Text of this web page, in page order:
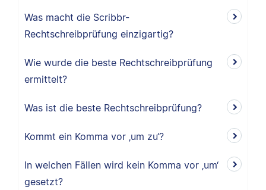
Was macht die Scribbr-
Rechtschreibprüfung einzigartig?
Wie wurde die beste Rechtschreibprüfung
ermittelt?
Was ist die beste Rechtschreibprüfung?
Kommt ein Komma vor ‚um zu‘?
In welchen Fällen wird kein Komma vor ‚um‘
gesetzt?